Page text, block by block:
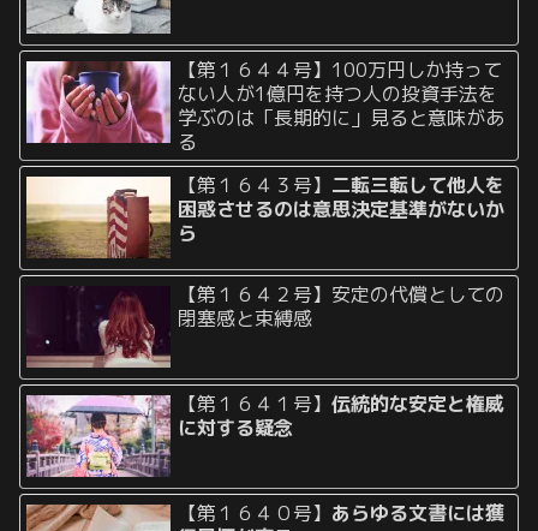
【第１６４４号】100万円しか持って
ない人が1億円を持つ人の投資手法を
学ぶのは「長期的に」見ると意味があ
る
【第１６４３号】 二転三転して他人を
困惑させるのは意思決定基準がないか
ら
【第１６４２号】安定の代償としての
閉塞感と束縛感
【第１６４１号】伝統的な安定と権威
に対する疑念
【第１６４０号】 あらゆる文書には獲